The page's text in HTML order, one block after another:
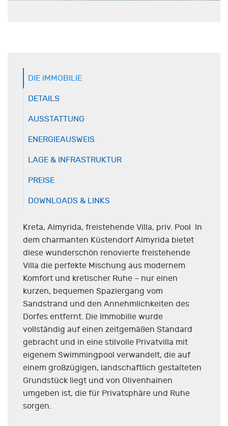
DIE IMMOBILIE
DETAILS
AUSSTATTUNG
ENERGIEAUSWEIS
LAGE & INFRASTRUKTUR
PREISE
DOWNLOADS & LINKS
Kreta, Almyrida, freistehende Villa, priv. Pool In
dem charmanten Küstendorf Almyrida bietet
diese wunderschön renovierte freistehende
Villa die perfekte Mischung aus modernem
Komfort und kretischer Ruhe – nur einen
kurzen, bequemen Spaziergang vom
Sandstrand und den Annehmlichkeiten des
Dorfes entfernt. Die Immobilie wurde
vollständig auf einen zeitgemäßen Standard
gebracht und in eine stilvolle Privatvilla mit
eigenem Swimmingpool verwandelt, die auf
einem großzügigen, landschaftlich gestalteten
Grundstück liegt und von Olivenhainen
umgeben ist, die für Privatsphäre und Ruhe
sorgen.